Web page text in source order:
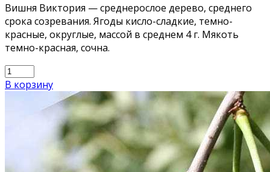
Вишня Виктория — среднерослое дерево, среднего
срока созревания. Ягоды кисло-сладкие, темно-
красные, округлые, массой в среднем 4 г. Мякоть
темно-красная, сочна.
В корзину